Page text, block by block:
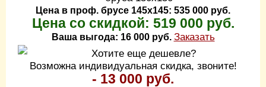
Цена в проф. брусе 145х145: 535 000 руб.
Цена со скидкой: 519 000 руб.
Ваша выгода: 16 000 руб. Заказать
Хотите еще дешевле?
Возможна индивидуальная скидка, звоните!
- 13 000 руб.